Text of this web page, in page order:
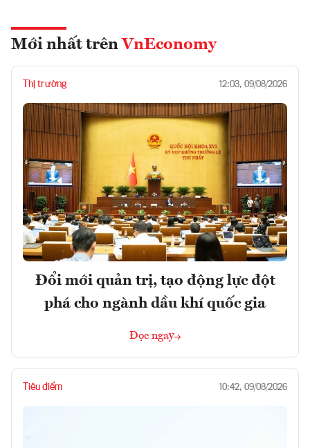
Mới nhất trên VnEconomy
Thị trường 12:03, 09/08/2026
Đổi mới quản trị, tạo động lực đột
phá cho ngành dầu khí quốc gia
Đọc ngay
Tiêu điểm 10:42, 09/08/2026